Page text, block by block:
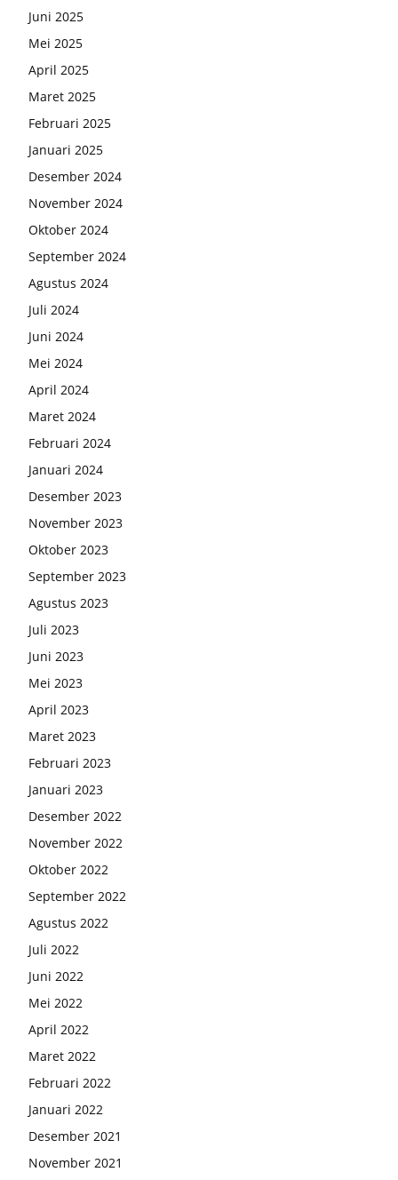
Juni 2025
Mei 2025
April 2025
Maret 2025
Februari 2025
Januari 2025
Desember 2024
November 2024
Oktober 2024
September 2024
Agustus 2024
Juli 2024
Juni 2024
Mei 2024
April 2024
Maret 2024
Februari 2024
Januari 2024
Desember 2023
November 2023
Oktober 2023
September 2023
Agustus 2023
Juli 2023
Juni 2023
Mei 2023
April 2023
Maret 2023
Februari 2023
Januari 2023
Desember 2022
November 2022
Oktober 2022
September 2022
Agustus 2022
Juli 2022
Juni 2022
Mei 2022
April 2022
Maret 2022
Februari 2022
Januari 2022
Desember 2021
November 2021